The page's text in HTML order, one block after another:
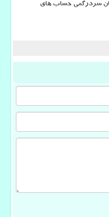
سردرگمی حساب های